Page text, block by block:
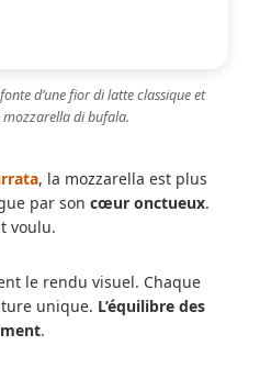
d’une fior di latte classique et
mozzarella di bufala.
, la mozzarella est plus
par son cœur onctueux.
voulu.
le rendu visuel. Chaque
unique. L’équilibre des
.